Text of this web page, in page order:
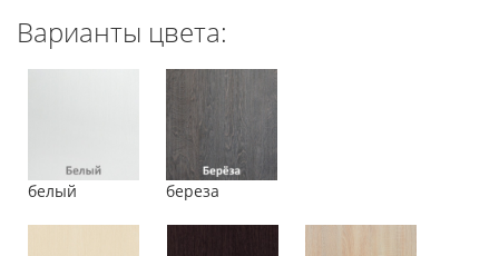
Варианты цвета:
белый береза